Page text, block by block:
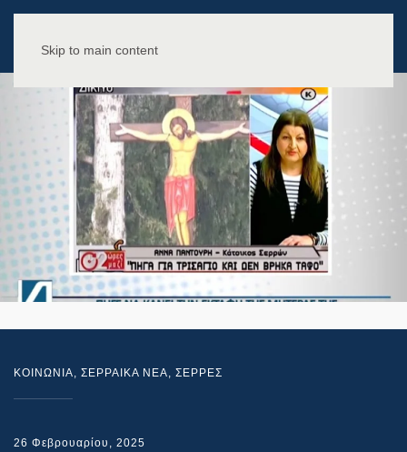
Skip to main content
ΚΟΙΝΩΝΙΑ, ΣΕΡΡΑΙΚΑ ΝΕΑ, ΣΕΡΡΕΣ
26 Φεβρουαρίου, 2025